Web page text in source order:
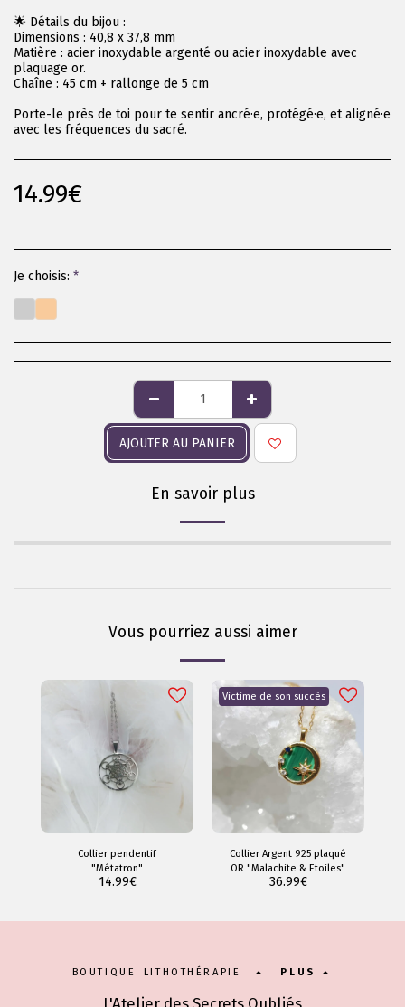
🌟 Détails du bijou :
Dimensions : 40,8 x 37,8 mm
Matière : acier inoxydable argenté ou acier inoxydable avec
plaquage or.
Chaîne : 45 cm + rallonge de 5 cm
Porte-le près de toi pour te sentir ancré·e, protégé·e, et aligné·e
avec les fréquences du sacré.
14.99€
Je choisis: *
AJOUTER AU PANIER
En savoir plus
Vous pourriez aussi aimer
Collier pendentif
"Métatron"
14.99€
Victime de son succès
Collier Argent 925 plaqué
OR "Malachite & Etoiles"
36.99€
L'Atelier des Secrets Oubliés
BOUTIQUE LITHOTHÉRAPIE PLUS